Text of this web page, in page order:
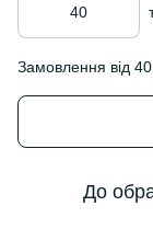
Замовлення від
До